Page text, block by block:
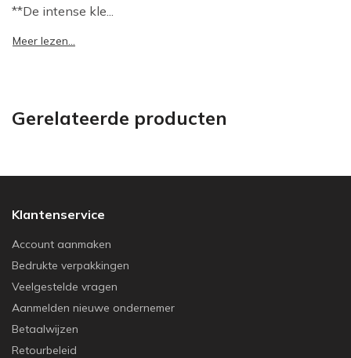
**De intense kle...
Meer lezen...
Gerelateerde producten
Klantenservice
Account aanmaken
Bedrukte verpakkingen
Veelgestelde vragen
Aanmelden nieuwe ondernemer
Betaalwijzen
Retourbeleid